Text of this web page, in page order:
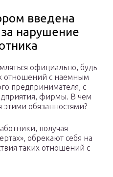
введена
за нарушение
официально, будь
отношений с наемным
предпринимателя, с
фирмы. В чем
обязанностями?
получая
обрекают себя на
таких отношений с